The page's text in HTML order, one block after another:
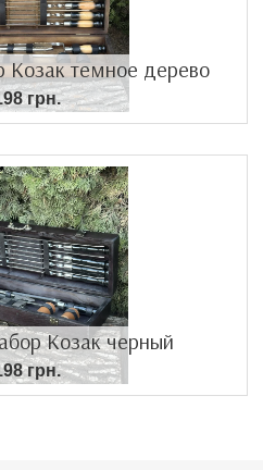
Козак темное дерево
грн.
Козак черный
грн.